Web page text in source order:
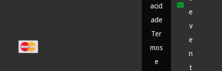
acid
ade
Ter
mos
e
e
v
e
n
t